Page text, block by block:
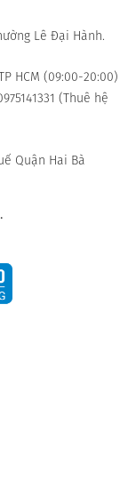
Lê Đại Hành.
HCM (09:00-20:00)
(Thuê hệ
Quận Hai Bà